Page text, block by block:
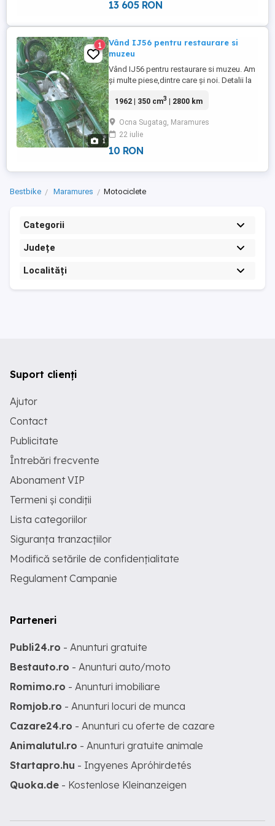
13 605 RON
1
1
Vând IJ56 pentru restaurare si
muzeu
Vând IJ56 pentru restaurare si muzeu. Am
şi multe piese,dintre care şi noi. Detalii la
1962 | 350 cm3 | 2800 km
Ocna Sugatag, Maramures
22 iulie
10 RON
Bestbike Maramures Motociclete
Categorii
Județe
Localități
Suport clienți
Ajutor
Contact
Publicitate
Întrebări frecvente
Abonament VIP
Termeni și condiții
Lista categoriilor
Siguranța tranzacțiilor
Modifică setările de confidențialitate
Regulament Campanie
Parteneri
Publi24.ro - Anunturi gratuite
Bestauto.ro - Anunturi auto/moto
Romimo.ro - Anunturi imobiliare
Romjob.ro - Anunturi locuri de munca
Cazare24.ro - Anunturi cu oferte de cazare
Animalutul.ro - Anunturi gratuite animale
Startapro.hu - Ingyenes Apróhirdetés
Quoka.de - Kostenlose Kleinanzeigen